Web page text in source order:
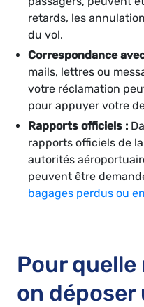
retards, les
du vol.
Correspondance
mails, lettres ou
votre réclamation
pour appuyer votre
Rapports officiels :
rapports officiels de
autorités
peuvent être
bagages perdus ou
Pour
on déposer